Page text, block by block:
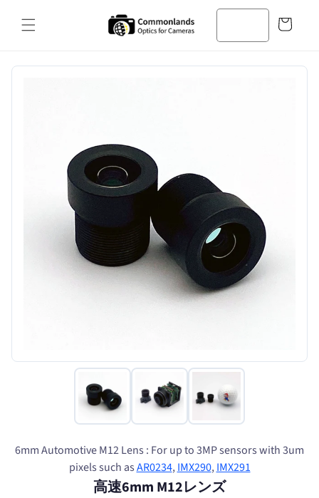
ツへスキ
ップ
ー
6mm Automotive M12 Lens : For up to 3MP sensors with 3um
pixels such asAR0234,IMX290,IMX291
高速6mm M12レンズ